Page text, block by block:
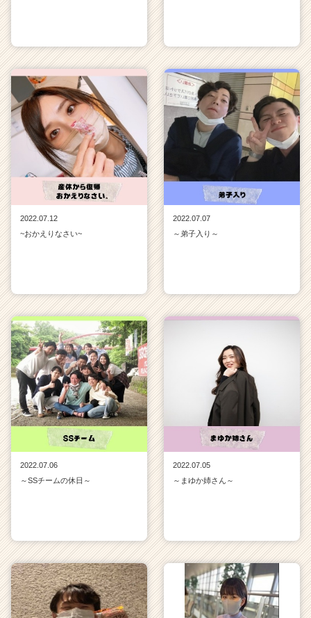
2022.07.12
~おかえりなさい~
2022.07.07
～弟子入り～
2022.07.06
～SSチームの休日～
2022.07.05
～まゆか姉さん～